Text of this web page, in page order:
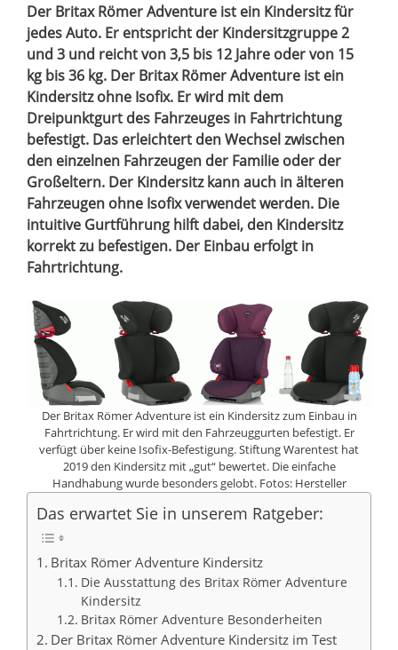
Der Britax Römer Adventure ist ein Kindersitz für
jedes Auto. Er entspricht der Kindersitzgruppe 2
und 3 und reicht von 3,5 bis 12 Jahre oder von 15
kg bis 36 kg. Der Britax Römer Adventure ist ein
Kindersitz ohne Isofix. Er wird mit dem
Dreipunktgurt des Fahrzeuges in Fahrtrichtung
befestigt. Das erleichtert den Wechsel zwischen
den einzelnen Fahrzeugen der Familie oder der
Großeltern. Der Kindersitz kann auch in älteren
Fahrzeugen ohne Isofix verwendet werden. Die
intuitive Gurtführung hilft dabei, den Kindersitz
korrekt zu befestigen. Der Einbau erfolgt in
Fahrtrichtung.
Der Britax Römer Adventure ist ein Kindersitz zum Einbau in
Fahrtrichtung. Er wird mit den Fahrzeuggurten befestigt. Er
verfügt über keine Isofix-Befestigung. Stiftung Warentest hat
2019 den Kindersitz mit „gut“ bewertet. Die einfache
Handhabung wurde besonders gelobt. Fotos: Hersteller
Das erwartet Sie in unserem Ratgeber:
Britax Römer Adventure Kindersitz
Die Ausstattung des Britax Römer Adventure
Kindersitz
Britax Römer Adventure Besonderheiten
Der Britax Römer Adventure Kindersitz im Test